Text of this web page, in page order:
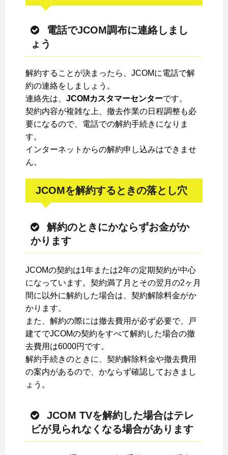
電話でJCOM調布に連絡しまし
ょう
解約することが決まったら、JCOMに電話で解
約の連絡をしましょう。
連絡先は、 JCOMカスタマーセンターです。
契約内容が複雑な上、撤去作業の日程調整も必
要になるので、電話での解約手続きになりま
す。
インターネットからの解約申し込みはできませ
ん。
JCOMを解約するときの落とし穴
解約のときにかならずお金がか
かります
JCOMの契約は1年または2年の定期契約が中心
になっています。契約満了月とその翌月の2ヶ月
間に以外に解約した場合は、契約解除料金がか
かります。
また、解約の際には撤去費用が必ず必要で、戸
建てでJCOMの契約をすべて解約した場合の撤
去費用は6000円です。
解約手続きのときに、契約解除料金や撤去費用
の案内があるので、かならず確認しておきまし
ょう。
JCOM TVを解約した場合はテレ
ビが見られなくなる場合があります